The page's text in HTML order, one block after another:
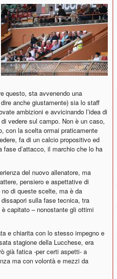
questo, sta avvenendo una
anche giustamente) sia lo staff
ambizioni e avvicinando l’idea di
vedere sul campo. Non è un caso,
con la scelta ormai praticamente
fa di un calcio propositivo ed
d’attacco, il marchio che lo ha
del nuovo allenatore, ma
pensiero e aspettative di
di queste scelte, ma è da
sulla fase tecnica, tra
capitato – nonostante gli ottimi
e chiarita con lo stesso impegno e
stagione della Lucchese, era
già fatica -per certi aspetti- a
ma con volontà e mezzi da